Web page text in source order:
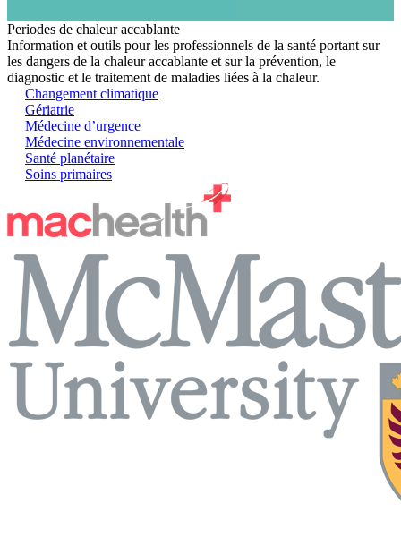
Periodes de chaleur accablante
Information et outils pour les professionnels de la santé portant sur
les dangers de la chaleur accablante et sur la prévention, le
diagnostic et le traitement de maladies liées à la chaleur.
Changement climatique
Gériatrie
Médecine d’urgence
Médecine environnementale
Santé planétaire
Soins primaires